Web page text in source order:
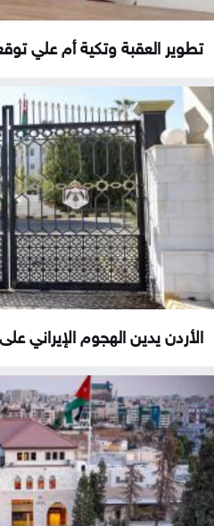
تطوير العقبة وتكية أم علي
الأردن يدين الهجوم الإيراني